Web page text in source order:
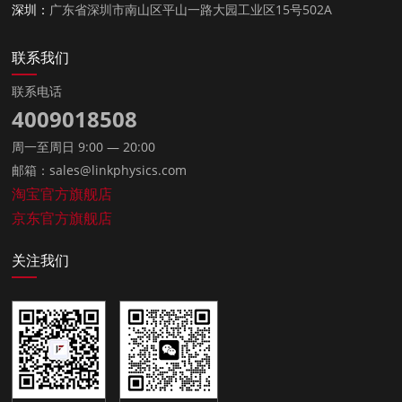
深圳： 广东省深圳市南山区平山一路大园工业区15号502A
联系我们
联系电话
4009018508
周一至周日 9:00 — 20:00
邮箱：sales@linkphysics.com
淘宝官方旗舰店
京东官方旗舰店
关注我们